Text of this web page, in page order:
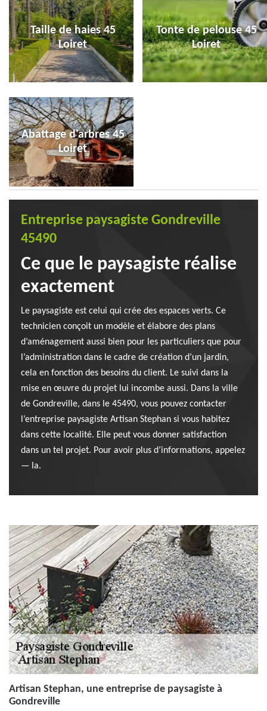
Taille de haies 45
Loiret
Tonte de pelouse 45
Loiret
Abattage d'arbres 45
Loiret
Entreprise paysagiste Gondreville
45490
Ce que le paysagiste réalise
exactement
Le paysagiste est celui qui crée des espaces verts. Ce
technicien conçoit un modèle et élabore des plans
d’aménagement aussi bien pour les particuliers que pour
l’administration dans le cadre de création d’un jardin,
cela en fonction des besoins du client. Le suivi dans la
mise en œuvre du projet lui incombe aussi. Dans la ville
de Gondreville, dans le 45490, vous pouvez contacter
l’entreprise paysagiste Artisan Stephan si vous habitez
dans cette localité. Elle peut vous donner satisfaction
dans un tel projet. Pour avoir plus d’informations, appelez
— la.
Artisan Stephan, une entreprise de paysagiste à
Gondreville